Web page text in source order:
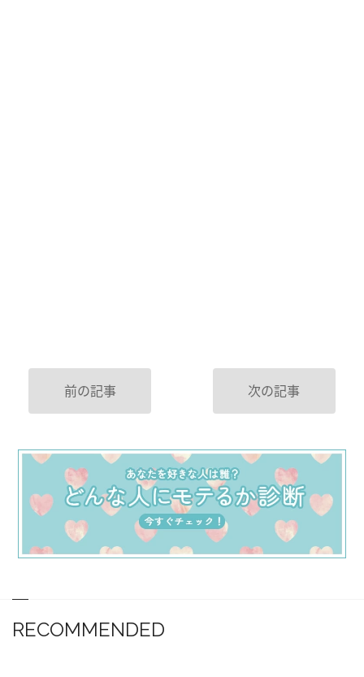
前の記事 次の記事
RECOMMENDED